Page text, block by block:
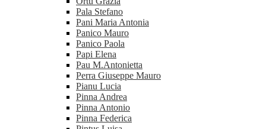
Pala Stefano
Pani Maria Antonia
Panico Mauro
Panico Paola
Papi Elena
Pau M.Antonietta
Perra Giuseppe Mauro
Pianu Lucia
Pinna Andrea
Pinna Antonio
Pinna Federica